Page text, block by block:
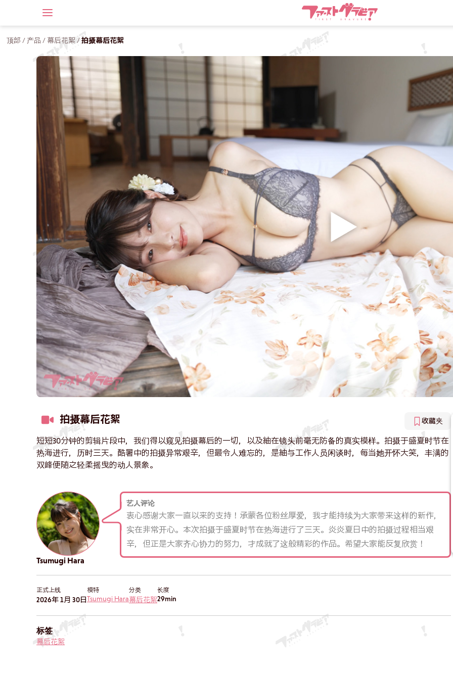
顶部 / 产品 / 幕后花絮 /拍摄幕后花絮
拍摄幕后花絮 收藏夹
短短30分钟的剪辑片段中，我们得以窥见拍摄幕后的一切，以及紬在镜头前毫无防备的真实模样。拍摄于盛夏时节在
热海进行，历时三天。酷暑中的拍摄异常艰辛，但最令人难忘的，是紬与工作人员闲谈时，每当她开怀大笑，丰满的
双峰便随之轻柔摇曳的动人景象。
Tsumugi Hara
艺人评论
衷心感谢大家一直以来的支持！承蒙各位粉丝厚爱，我才能持续为大家带来这样的新作，
实在非常开心。本次拍摄于盛夏时节在热海进行了三天。炎炎夏日中的拍摄过程相当艰
辛，但正是大家齐心协力的努力，才成就了这般精彩的作品。希望大家能反复欣赏！
正式上线
2026年 1月 30日
模特
Tsumugi Hara
分类
幕后花絮
长度
29min
标签
幕后花絮